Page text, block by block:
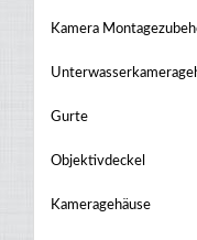
Kamera
Gurte
Objektivdeckel
Kameragehäuse